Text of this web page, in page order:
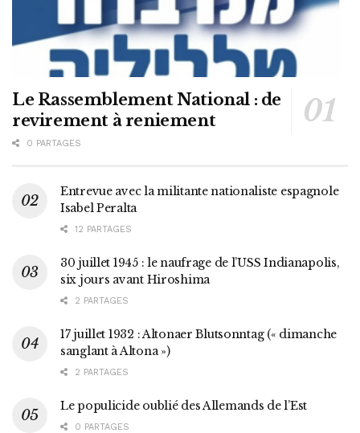
Le Rassemblement National : de
revirement à reniement
0 PARTAGES
Entrevue avec la militante nationaliste espagnole
Isabel Peralta
12 PARTAGES
30 juillet 1945 : le naufrage de l’USS Indianapolis,
six jours avant Hiroshima
2 PARTAGES
17 juillet 1932 : Altonaer Blutsonntag (« dimanche
sanglant à Altona »)
2 PARTAGES
Le populicide oublié des Allemands de l’Est
0 PARTAGES